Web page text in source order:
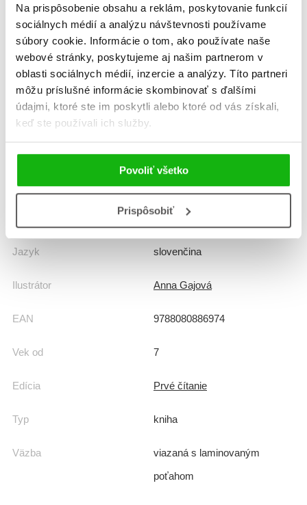
Na prispôsobenie obsahu a reklám, poskytovanie funkcií
sociálnych médií a analýzu návštevnosti používame
súbory cookie. Informácie o tom, ako používate naše
webové stránky, poskytujeme aj našim partnerom v
oblasti sociálnych médií, inzercie a analýzy. Títo partneri
môžu príslušné informácie skombinovať s ďalšími
údajmi, ktoré ste im poskytli alebo ktoré od vás získali,
keď ste používali ich služby.
Povoliť všetko
Prispôsobiť
Informácie
Žáner
rozprávka
básničky, riekanky, rečňovanky
Počet strán
Formát 160x205 mm
0,208 kg
Jazyk slovenčina
Ilustrátor Anna Gajová
EAN 9788080886974
Vek od 7
Edícia Prvé čítanie
Typ kniha
Väzba
viazaná s laminovaným
poťahom